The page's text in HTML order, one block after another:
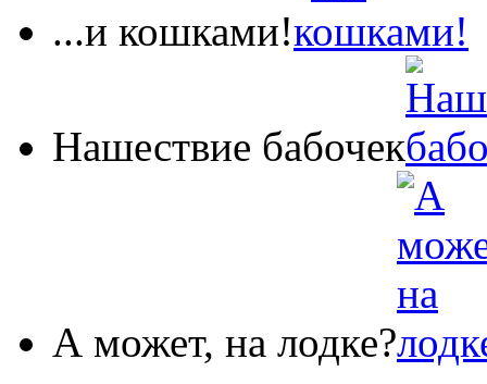
...и кошками!
Нашествие бабочек
А может, на лодке?